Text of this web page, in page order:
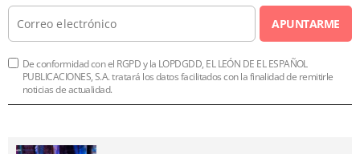
APUNTARME
De conformidad con el RGPD y la LOPDGDD, EL LEÓN DE EL ESPAÑOL
PUBLICACIONES, S.A. tratará los datos facilitados con la finalidad de remitirle
noticias de actualidad.